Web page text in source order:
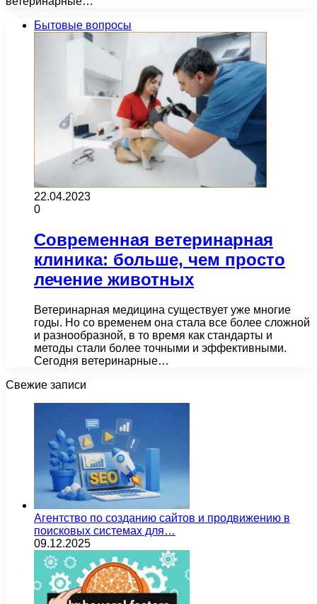
Бытовые вопросы
22.04.2023
0
Современная ветеринарная
клиника: больше, чем просто
лечение животных
Ветеринарная медицина существует уже многие
годы. Но со временем она стала все более сложной
и разнообразной, в то время как стандарты и
методы стали более точными и эффективными.
Сегодня ветеринарные…
Свежие записи
Агентство по созданию сайтов и продвижению в
поисковых системах для…
09.12.2025